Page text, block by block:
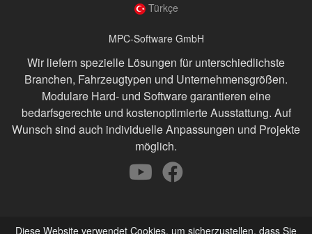
Türkçe
MPC-Software GmbH
Wir liefern spezielle Lösungen für unterschiedlichste
Branchen, Fahrzeugtypen und Unternehmensgrößen.
Modulare Hard- und Software garantieren eine
bedarfsgerechte und kostenoptimierte Ausstattung. Auf
Wunsch sind auch individuelle Anpassungen und Projekte
möglich.
Diese Website verwendet Cookies, um sicherzustellen, dass Sie